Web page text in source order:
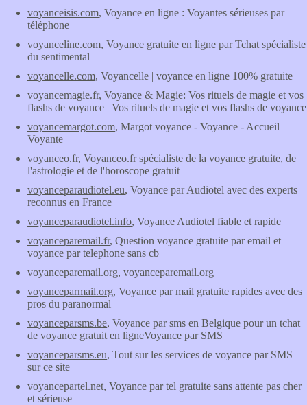
voyanceisis.com, Voyance en ligne : Voyantes sérieuses par
téléphone
voyanceline.com, Voyance gratuite en ligne par Tchat spécialiste
du sentimental
voyancelle.com, Voyancelle | voyance en ligne 100% gratuite
voyancemagie.fr, Voyance & Magie: Vos rituels de magie et vos
flashs de voyance | Vos rituels de magie et vos flashs de voyance
voyancemargot.com, Margot voyance - Voyance - Accueil
Voyante
voyanceo.fr, Voyanceo.fr spécialiste de la voyance gratuite, de
l'astrologie et de l'horoscope gratuit
voyanceparaudiotel.eu, Voyance par Audiotel avec des experts
reconnus en France
voyanceparaudiotel.info, Voyance Audiotel fiable et rapide
voyanceparemail.fr, Question voyance gratuite par email et
voyance par telephone sans cb
voyanceparemail.org, voyanceparemail.org
voyanceparmail.org, Voyance par mail gratuite rapides avec des
pros du paranormal
voyanceparsms.be, Voyance par sms en Belgique pour un tchat
de voyance gratuit en ligneVoyance par SMS
voyanceparsms.eu, Tout sur les services de voyance par SMS
sur ce site
voyancepartel.net, Voyance par tel gratuite sans attente pas cher
et sérieuse